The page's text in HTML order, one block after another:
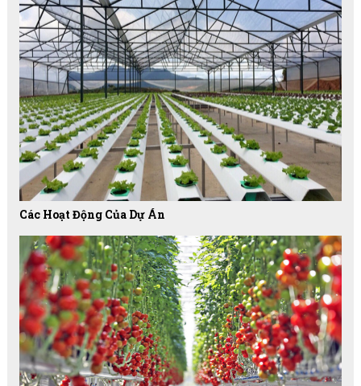
Các Hoạt Động Của Dự Án